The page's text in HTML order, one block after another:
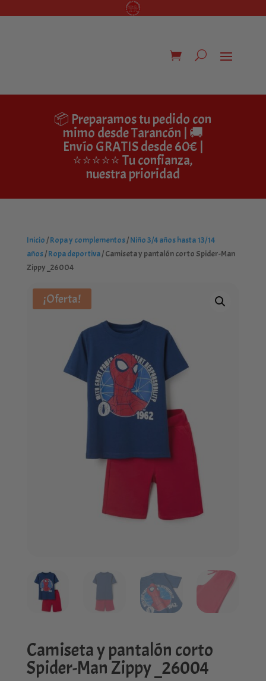
📦 Preparamos tu pedido con
mimo desde Tarancón | 🚚
Envío GRATIS desde 60€ |
⭐⭐⭐⭐⭐ Tu confianza,
nuestra prioridad
Inicio /Ropa y complementos/Niño 3/4 años hasta 13/14
años/Ropa deportiva/ Camiseta y pantalón corto Spider-Man
Zippy _26004
¡Oferta!
Camiseta y pantalón corto
Spider-Man Zippy _26004